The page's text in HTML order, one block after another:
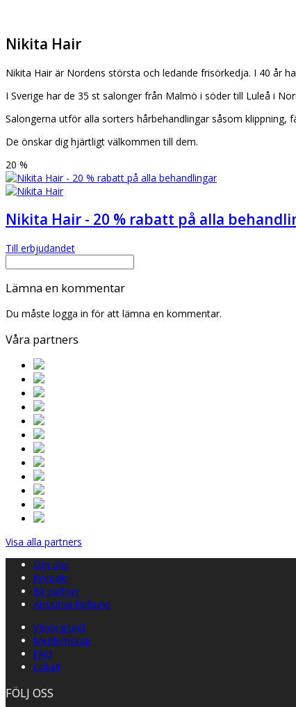
Nikita Hair
Nikita Hair är Nordens största och ledande frisörkedja. I 40 år
I Sverige har de 35 st salonger från Malmö i söder till Luleå i
Salongerna utför alla sorters hårbehandlingar såsom
De önskar dig hjärtligt välkommen till dem.
20 %
Nikita Hair - 20 % rabatt på alla
Till erbjudandet
Lämna en kommentar
Du måste logga in för att lämna en kommentar.
Våra partners
Visa alla partners
Om oss
Kontakt
Bli partner
Anslutna förbund
Värdegrund
Medlemskap
FAQ
Lokalt
FÖLJ OSS